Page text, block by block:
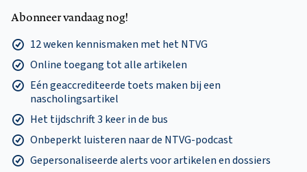
Abonneer vandaag nog!
12 weken kennismaken met het NTVG
Online toegang tot alle artikelen
Eén geaccrediteerde toets maken bij een
nascholingsartikel
Het tijdschrift 3 keer in de bus
Onbeperkt luisteren naar de NTVG-podcast
Gepersonaliseerde alerts voor artikelen en dossiers